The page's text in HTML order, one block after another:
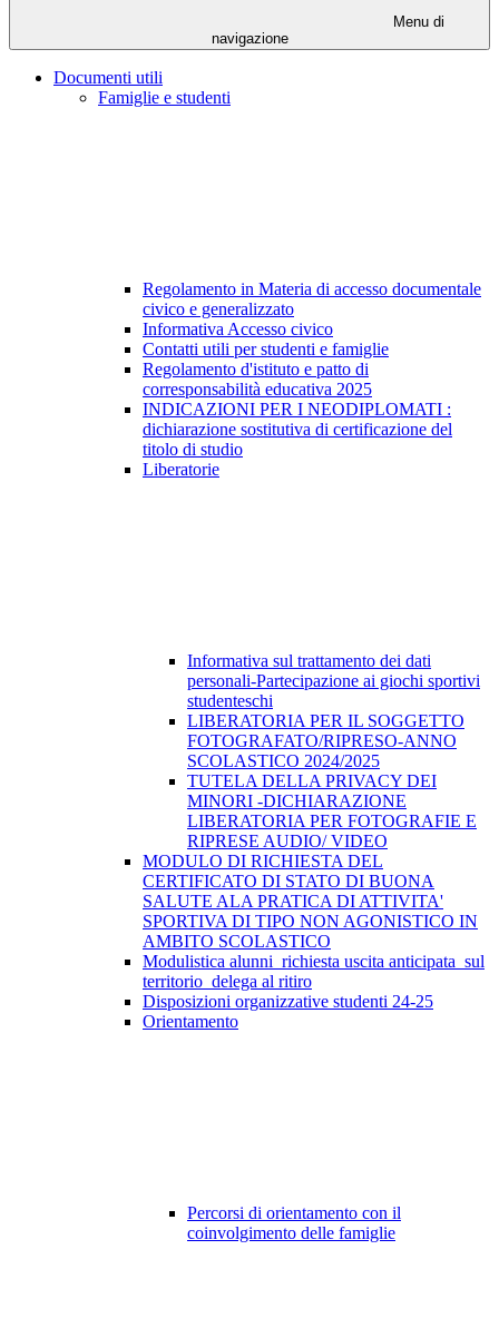
Menu di
navigazione
Documenti utili
Famiglie e studenti
Regolamento in Materia di accesso documentale
civico e generalizzato
Informativa Accesso civico
Contatti utili per studenti e famiglie
Regolamento d'istituto e patto di
corresponsabilità educativa 2025
INDICAZIONI PER I NEODIPLOMATI :
dichiarazione sostitutiva di certificazione del
titolo di studio
Liberatorie
Informativa sul trattamento dei dati
personali-Partecipazione ai giochi sportivi
studenteschi
LIBERATORIA PER IL SOGGETTO
FOTOGRAFATO/RIPRESO-ANNO
SCOLASTICO 2024/2025
TUTELA DELLA PRIVACY DEI
MINORI -DICHIARAZIONE
LIBERATORIA PER FOTOGRAFIE E
RIPRESE AUDIO/ VIDEO
MODULO DI RICHIESTA DEL
CERTIFICATO DI STATO DI BUONA
SALUTE ALA PRATICA DI ATTIVITA'
SPORTIVA DI TIPO NON AGONISTICO IN
AMBITO SCOLASTICO
Modulistica alunni_richiesta uscita anticipata_sul
territorio_delega al ritiro
Disposizioni organizzative studenti 24-25
Orientamento
Percorsi di orientamento con il
coinvolgimento delle famiglie